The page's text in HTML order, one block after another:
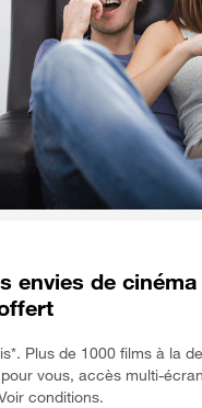
envies de cinéma
Plus de 1000 films à la
vous, accès multi-
conditions.